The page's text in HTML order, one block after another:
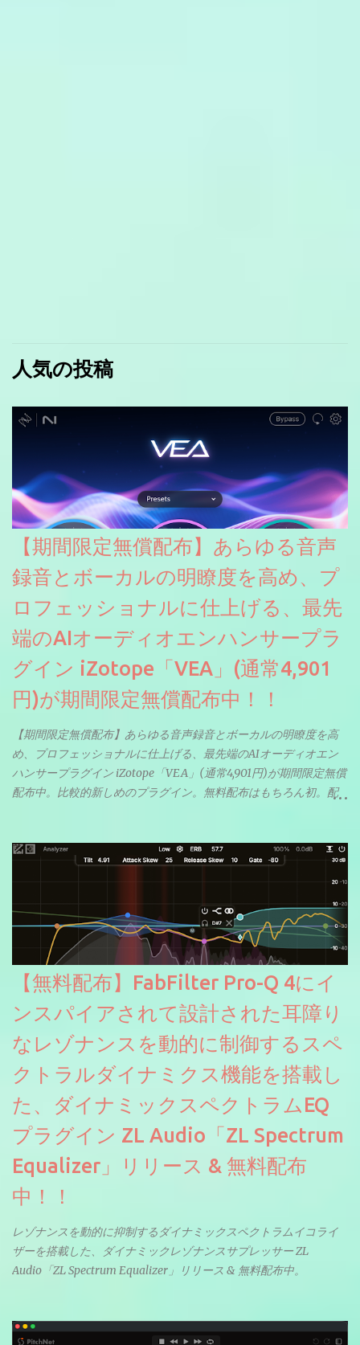
人気の投稿
【期間限定無償配布】あらゆる音声
録音とボーカルの明瞭度を高め、プ
ロフェッショナルに仕上げる、最先
端のAIオーディオエンハンサープラ
グイン iZotope「VEA」(通常4,901
円)が期間限定無償配布中！！
【期間限定無償配布】あらゆる音声録音とボーカルの明瞭度を高
め、プロフェッショナルに仕上げる、最先端のAIオーディオエン
ハンサープラグイン iZotope「VEA」(通常4,901円)が期間限定無償
配布中。比較的新しめのプラグイン。無料配布はもちろん初。配
【無料配布】FabFilter Pro-Q 4にイ
ンスパイアされて設計された耳障り
なレゾナンスを動的に制御するスペ
クトラルダイナミクス機能を搭載し
た、ダイナミックスペクトラムEQ
プラグイン ZL Audio「ZL Spectrum
Equalizer」リリース & 無料配布
中！！
レゾナンスを動的に抑制するダイナミックスペクトラムイコライ
ザーを搭載した、ダイナミックレゾナンスサプレッサー ZL
Audio「ZL Spectrum Equalizer」リリース & 無料配布中。